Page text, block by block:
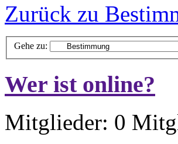
Zurück zu
Gehe zu:
Wer ist online?
Mitglieder: 0